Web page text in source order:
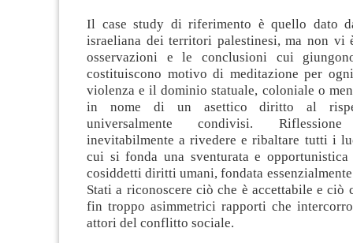
Il case study di riferimento è quello dato
israeliana dei territori palestinesi, ma non vi
osservazioni e le conclusioni cui
costituiscono motivo di meditazione per
violenza e il dominio statuale, coloniale o
in nome di un asettico diritto al
universalmente condivisi.
inevitabilmente a rivedere e ribaltare tutti i
cui si fonda una sventurata e opportunistica
cosiddetti diritti umani, fondata
Stati a riconoscere ciò che è accettabile e ciò
fin troppo asimmetrici rapporti che
attori del conflitto sociale.